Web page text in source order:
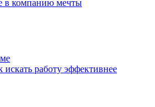
в компанию мечты
искать работу эффективнее